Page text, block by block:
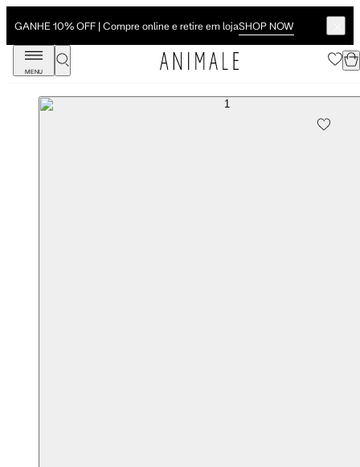
GANHE 10% OFF | Compre online e retire em lojaSHOP NOW
MENU